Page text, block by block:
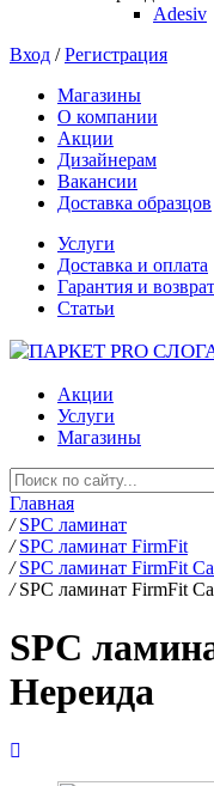
Adesiv
Вход /Регистрация
Магазины
О компании
Акции
Дизайнерам
Вакансии
Доставка образцов
Услуги
Доставка и оплата
Гарантия и возврат
Статьи
Акции
Услуги
Магазины
Главная
/ SPC ламинат
/ SPC ламинат FirmFit
/ SPC ламинат FirmFit
/ SPC ламинат FirmFit
SPC
Нереида